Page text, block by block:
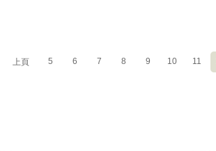
上頁 5 6 7 8 9 10 11